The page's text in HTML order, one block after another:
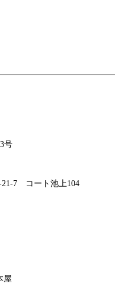
号
21-7 コート池上104
屋